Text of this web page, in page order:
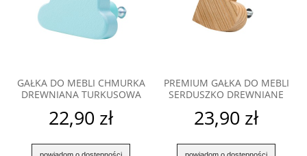
GAŁKA DO MEBLI CHMURKA
DREWNIANA TURKUSOWA
22,90 zł
PREMIUM GAŁKA DO MEBLI
SERDUSZKO DREWNIANE
23,90 zł